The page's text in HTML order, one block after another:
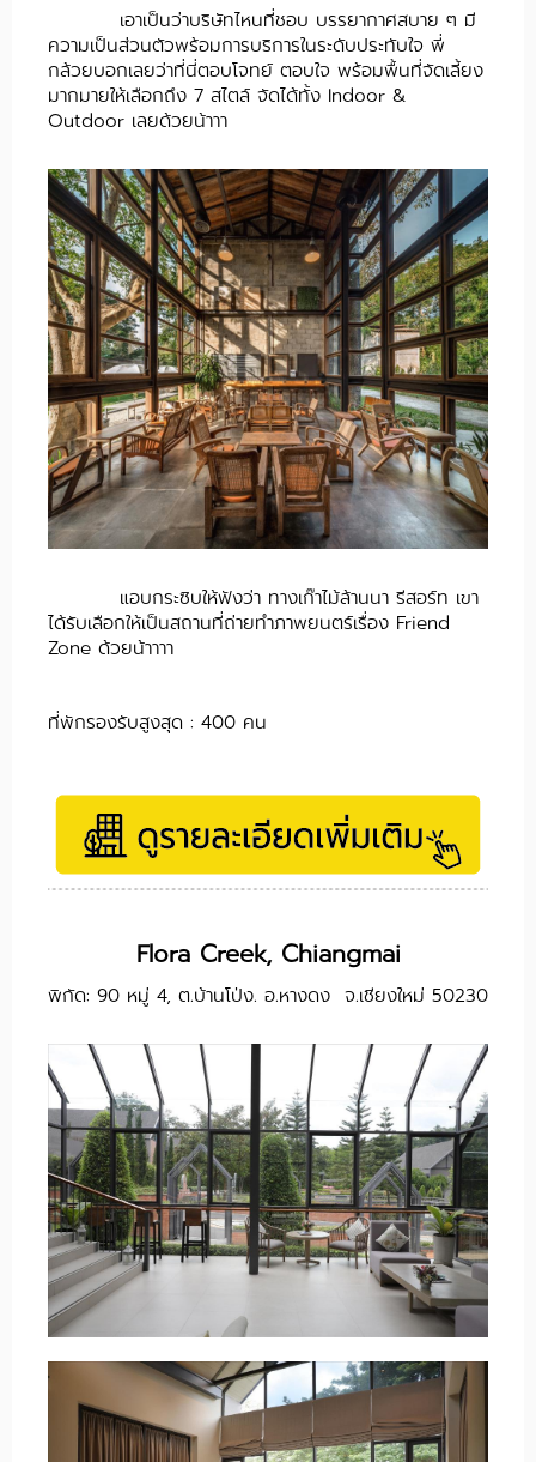
เอาเป็นว่าบริษัทไหนที่ชอบ บรรยากาศสบาย ๆ มี
ความเป็นส่วนตัวพร้อมการบริการในระดับประทับใจ พี่
กล้วยบอกเลยว่าที่นี่ตอบโจทย์ ตอบใจ พร้อมพื้นที่จัดเลี้ยง
มากมายให้เลือกถึง 7 สไตล์ จัดได้ทั้ง Indoor &
Outdoor เลยด้วยน้าาา
แอบกระซิบให้ฟังว่า ทางเก๊าไม้ล้านนา รีสอร์ท เขา
ได้รับเลือกให้เป็นสถานที่ถ่ายทำภาพยนตร์เรื่อง Friend
Zone ด้วยน้าาาา
ที่พักรองรับสูงสุด : 400 คน
Flora Creek, Chiangmai
พิกัด: 90 หมู่ 4, ต.บ้านโป่ง. อ.หางดง จ.เชียงใหม่ 50230